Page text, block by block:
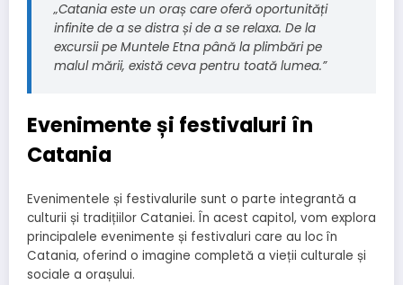
„Catania este un oraș care oferă oportunități
infinite de a se distra și de a se relaxa. De la
excursii pe Muntele Etna până la plimbări pe
malul mării, există ceva pentru toată lumea.”
Evenimente și festivaluri în
Catania
Evenimentele și festivalurile sunt o parte integrantă a
culturii și tradițiilor Cataniei. În acest capitol, vom explora
principalele evenimente și festivaluri care au loc în
Catania, oferind o imagine completă a vieții culturale și
sociale a orașului.